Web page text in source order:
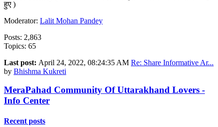
हुए )
Moderator: Lalit Mohan Pandey
Posts: 2,863
Topics: 65
Last post: April 24, 2022, 08:24:35 AM Re: Share Informative Ar...
by Bhishma Kukreti
MeraPahad Community Of Uttarakhand Lovers -
Info Center
Recent posts